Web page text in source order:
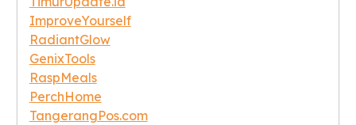
ImproveYourself
RadiantGlow
GenixTools
RaspMeals
PerchHome
TangerangPos.com